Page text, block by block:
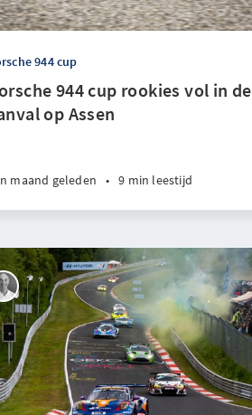
944 cup
944 cup rookies vol in de
op Assen
maand geleden • 9 min leestijd